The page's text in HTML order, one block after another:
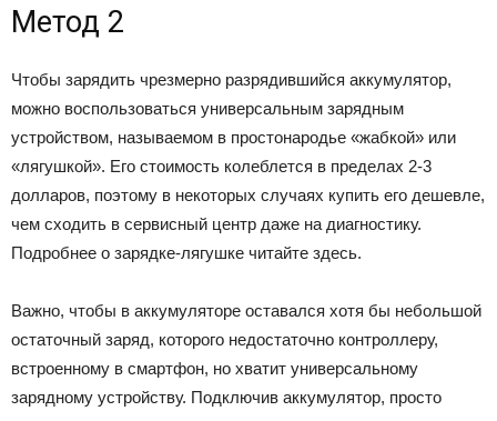
Метод 2
Чтобы зарядить чрезмерно разрядившийся аккумулятор,
можно воспользоваться универсальным зарядным
устройством, называемом в простонародье «жабкой» или
«лягушкой». Его стоимость колеблется в пределах 2-3
долларов, поэтому в некоторых случаях купить его дешевле,
чем сходить в сервисный центр даже на диагностику.
Подробнее о зарядке-лягушке читайте здесь.
Важно, чтобы в аккумуляторе оставался хотя бы небольшой
остаточный заряд, которого недостаточно контроллеру,
встроенному в смартфон, но хватит универсальному
зарядному устройству. Подключив аккумулятор, просто